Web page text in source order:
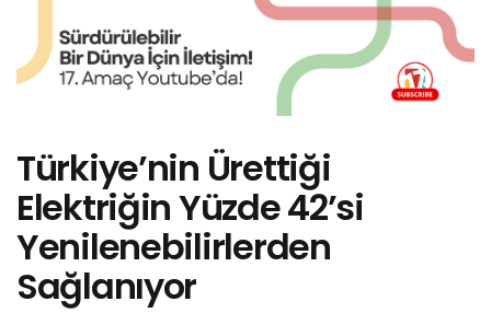
Türkiye’nin Ürettiği
Elektriğin Yüzde 42’si
Yenilenebilirlerden
Sağlanıyor